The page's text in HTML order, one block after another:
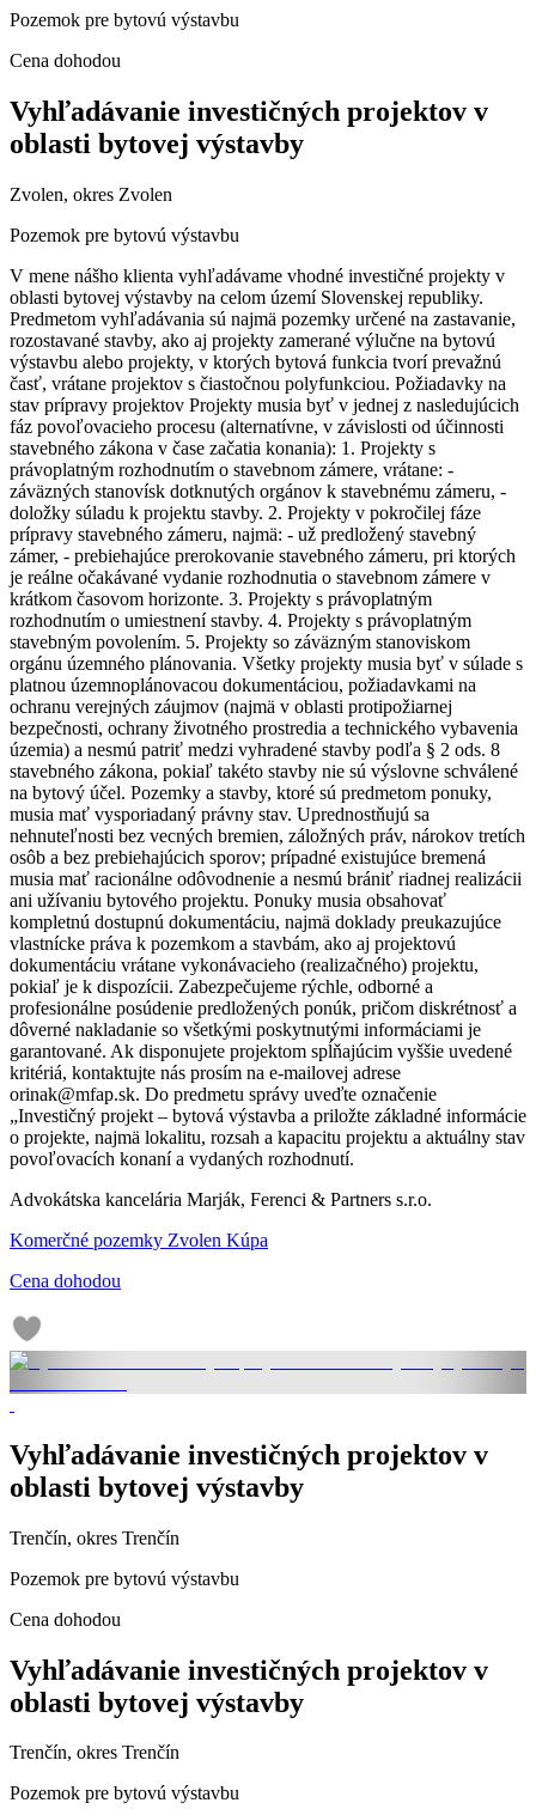
Pozemok pre bytovú výstavbu
Cena dohodou
Vyhľadávanie investičných projektov v
oblasti bytovej výstavby
Zvolen, okres Zvolen
Pozemok pre bytovú výstavbu
V mene nášho klienta vyhľadávame vhodné investičné projekty v
oblasti bytovej výstavby na celom území Slovenskej republiky.
Predmetom vyhľadávania sú najmä pozemky určené na zastavanie,
rozostavané stavby, ako aj projekty zamerané výlučne na bytovú
výstavbu alebo projekty, v ktorých bytová funkcia tvorí prevažnú
časť, vrátane projektov s čiastočnou polyfunkciou. Požiadavky na
stav prípravy projektov Projekty musia byť v jednej z nasledujúcich
fáz povoľovacieho procesu (alternatívne, v závislosti od účinnosti
stavebného zákona v čase začatia konania): 1. Projekty s
právoplatným rozhodnutím o stavebnom zámere, vrátane: -
záväzných stanovísk dotknutých orgánov k stavebnému zámeru, -
doložky súladu k projektu stavby. 2. Projekty v pokročilej fáze
prípravy stavebného zámeru, najmä: - už predložený stavebný
zámer, - prebiehajúce prerokovanie stavebného zámeru, pri ktorých
je reálne očakávané vydanie rozhodnutia o stavebnom zámere v
krátkom časovom horizonte. 3. Projekty s právoplatným
rozhodnutím o umiestnení stavby. 4. Projekty s právoplatným
stavebným povolením. 5. Projekty so záväzným stanoviskom
orgánu územného plánovania. Všetky projekty musia byť v súlade s
platnou územnoplánovacou dokumentáciou, požiadavkami na
ochranu verejných záujmov (najmä v oblasti protipožiarnej
bezpečnosti, ochrany životného prostredia a technického vybavenia
územia) a nesmú patriť medzi vyhradené stavby podľa § 2 ods. 8
stavebného zákona, pokiaľ takéto stavby nie sú výslovne schválené
na bytový účel. Pozemky a stavby, ktoré sú predmetom ponuky,
musia mať vysporiadaný právny stav. Uprednostňujú sa
nehnuteľnosti bez vecných bremien, záložných práv, nárokov tretích
osôb a bez prebiehajúcich sporov; prípadné existujúce bremená
musia mať racionálne odôvodnenie a nesmú brániť riadnej realizácii
ani užívaniu bytového projektu. Ponuky musia obsahovať
kompletnú dostupnú dokumentáciu, najmä doklady preukazujúce
vlastnícke práva k pozemkom a stavbám, ako aj projektovú
dokumentáciu vrátane vykonávacieho (realizačného) projektu,
pokiaľ je k dispozícii. Zabezpečujeme rýchle, odborné a
profesionálne posúdenie predložených ponúk, pričom diskrétnosť a
dôverné nakladanie so všetkými poskytnutými informáciami je
garantované. Ak disponujete projektom spĺňajúcim vyššie uvedené
kritériá, kontaktujte nás prosím na e-mailovej adrese
orinak@mfap.sk. Do predmetu správy uveďte označenie
„Investičný projekt – bytová výstavba a priložte základné informácie
o projekte, najmä lokalitu, rozsah a kapacitu projektu a aktuálny stav
povoľovacích konaní a vydaných rozhodnutí.
Advokátska kancelária Marják, Ferenci & Partners s.r.o.
Komerčné pozemky Zvolen Kúpa
Cena dohodou
Vyhľadávanie investičných projektov v
oblasti bytovej výstavby
Trenčín, okres Trenčín
Pozemok pre bytovú výstavbu
Cena dohodou
Vyhľadávanie investičných projektov v
oblasti bytovej výstavby
Trenčín, okres Trenčín
Pozemok pre bytovú výstavbu